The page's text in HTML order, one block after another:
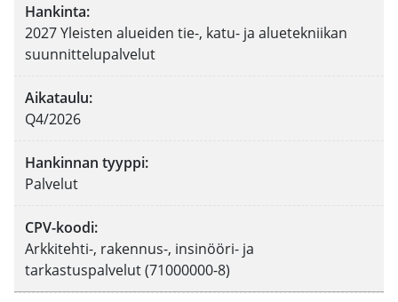
Hankinta:
2027 Yleisten alueiden tie-, katu- ja aluetekniikan
suunnittelupalvelut
Aikataulu:
Q4/2026
Hankinnan tyyppi:
Palvelut
CPV-koodi:
Arkkitehti-, rakennus-, insinööri- ja
tarkastuspalvelut (71000000-8)